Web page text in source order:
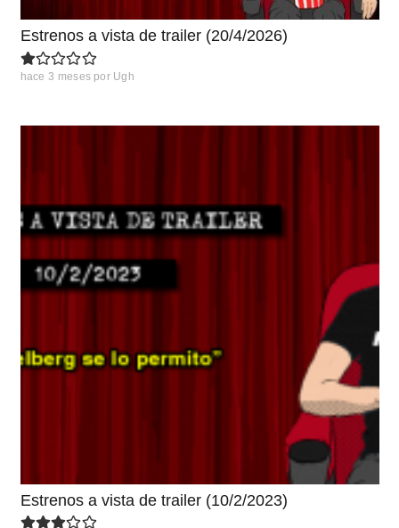
Estrenos a vista de trailer (20/4/2026)
hace 3 meses por Ugh
Estrenos a vista de trailer (10/2/2023)